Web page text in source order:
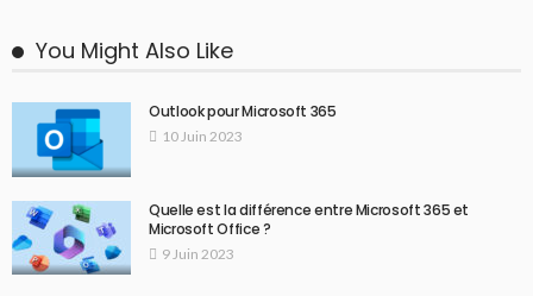
You Might Also Like
Outlook pour Microsoft 365
10 Juin 2023
Quelle est la différence entre Microsoft 365 et
Microsoft Office ?
9 Juin 2023